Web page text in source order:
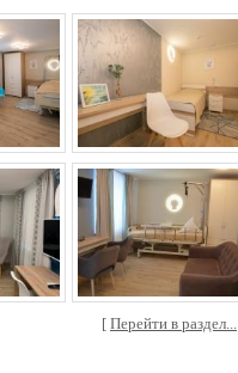
[ Перейти в раздел...